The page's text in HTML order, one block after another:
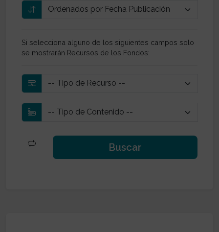
Si selecciona alguno de los siguientes campos solo
se mostrarán Recursos de los Fondos: